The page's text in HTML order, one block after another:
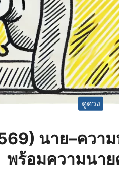
ดูดวง
นาย–ควา
พร้อมความนา